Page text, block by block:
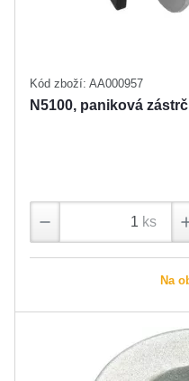
Kód zboží: AA000957
N5100, paniková
ks
Na